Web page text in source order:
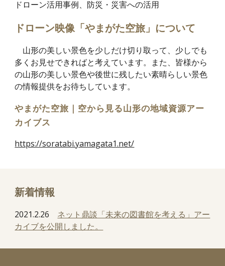
ドローン活用事例、防災・災害への活用
ドローン映像「やまがた空旅」について
山形の美しい景色を少しだけ切り取って、少しでも
多くお見せできればと考えています。また、皆様から
の山形の美しい景色や後世に残したい素晴らしい景色
の情報提供をお待ちしています。
やまがた空旅｜空から見る山形の地域資源アー
カイブス
https://soratabi.yamagata1.net/
新着情報
2021.2.26 ネット鼎談「未来の図書館を考える」アー
カイブを公開しました。